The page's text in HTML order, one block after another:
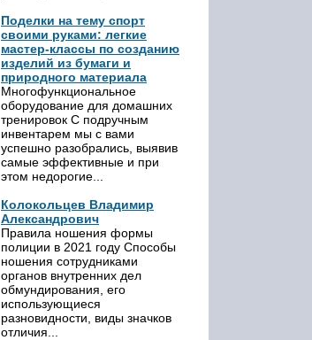
Поделки на тему спорт
своими руками: легкие
мастер-классы по созданию
изделий из бумаги и
природного материала
Многофункциональное
оборудование для домашних
тренировок С подручным
инвентарем мы с вами
успешно разобрались, выявив
самые эффективные и при
этом недорогие...
Колокольцев Владимир
Александрович
Правила ношения формы
полиции в 2021 году Способы
ношения сотрудниками
органов внутренних дел
обмундирования, его
использующиеся
разновидности, виды значков
отличия...